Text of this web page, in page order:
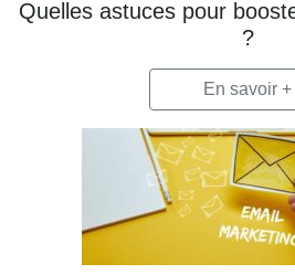
Quelles astuces pour
?
En savoir +